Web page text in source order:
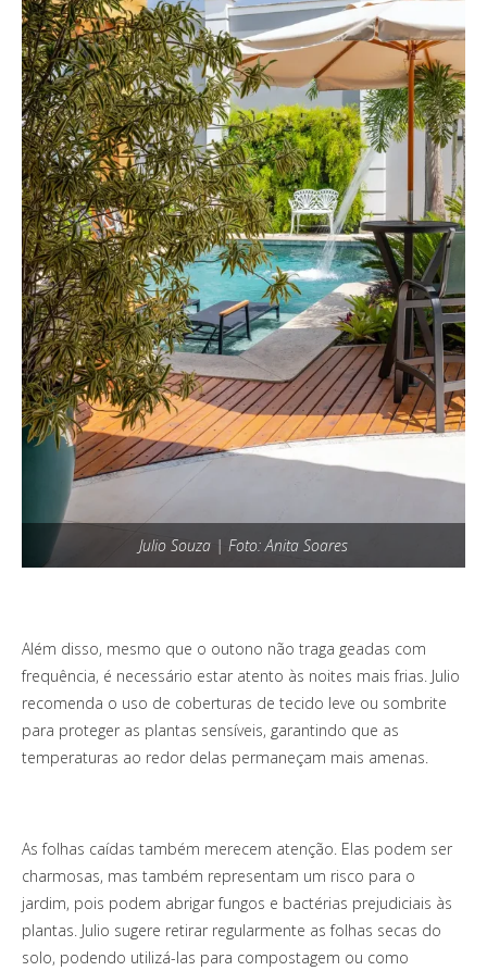
Julio Souza | Foto: Anita Soares
Além disso, mesmo que o outono não traga geadas com
frequência, é necessário estar atento às noites mais frias. Julio
recomenda o uso de coberturas de tecido leve ou sombrite
para proteger as plantas sensíveis, garantindo que as
temperaturas ao redor delas permaneçam mais amenas.
As folhas caídas também merecem atenção. Elas podem ser
charmosas, mas também representam um risco para o
jardim, pois podem abrigar fungos e bactérias prejudiciais às
plantas. Julio sugere retirar regularmente as folhas secas do
solo, podendo utilizá-las para compostagem ou como